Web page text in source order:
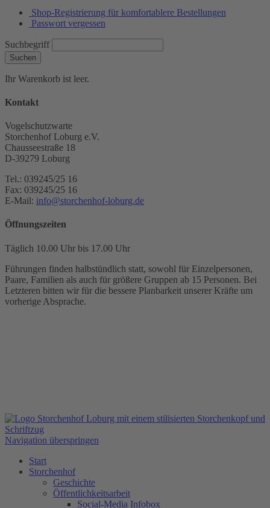
Shop-Registrierung für komfortablere Bestellungen
Passwort vergessen
Suchbegriff
Suchen
Ihr Warenkorb ist leer.
Kontakt
Vogelschutzwarte
Storchenhof Loburg e.V.
Chausseestraße 18
D-39279 Loburg
Tel.: 039245/25 16
Fax: 039245/25 16
E-Mail: info@storchenhof-loburg.de
Öffnungszeiten
Täglich 10.00 Uhr bis 17.00 Uhr
Führungen finden halbstündlich statt, sowohl für Einzelpersonen,
Paare, Familien als auch für größere Gruppen ab 15 Personen. Bei
Letzteren bitten wir für die bessere Planbarkeit unserer Kräfte um
vorherige Absprache.
Navigation überspringen
Start
Storchenhof
Geschichte
Öffentlichkeitsarbeit
Social-Media Infobox